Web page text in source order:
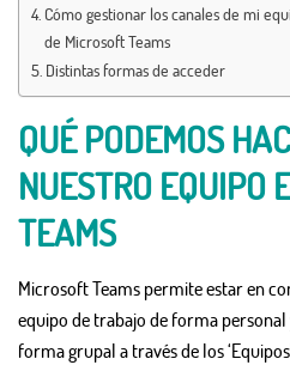
Cómo gestionar los canales de mi
de Microsoft Teams
Distintas formas de acceder
QUÉ PODEMOS
NUESTRO EQUIPO
TEAMS
Microsoft Teams permite estar en
equipo de trabajo de forma
forma grupal a través de los